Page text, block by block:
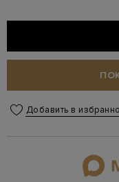
Добавить в